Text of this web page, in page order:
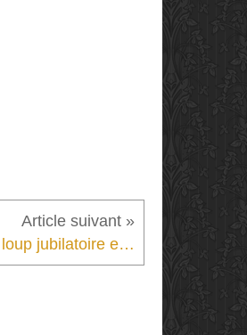
Parasite. Un loup jubilatoire et provocateur dans la bergerie sociale.